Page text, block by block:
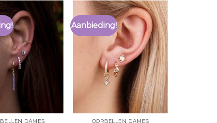
DAMES
Aanbieding!
OORBELLEN DAMES